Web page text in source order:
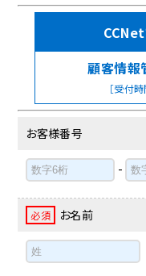
顧客情報
［受付
お客様番号
-
必須 お名前